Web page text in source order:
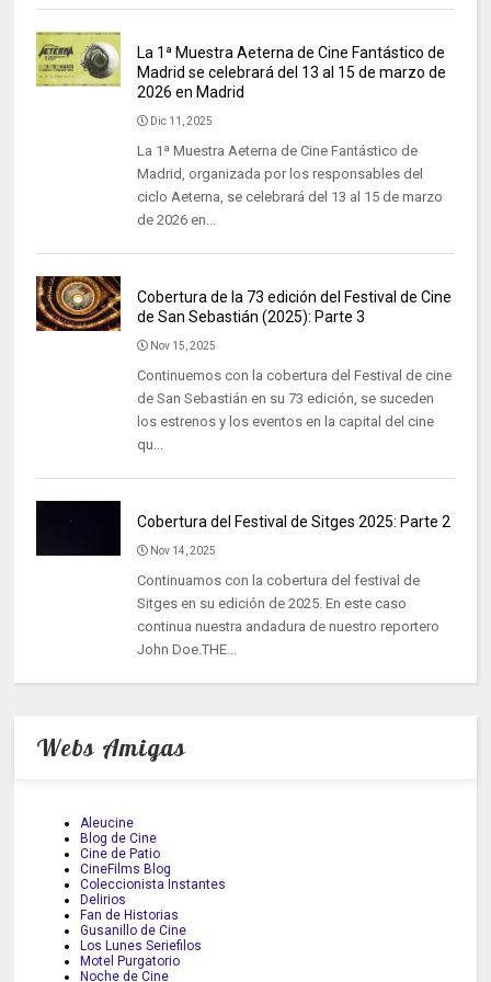
La 1ª Muestra Aeterna de Cine Fantástico de
Madrid se celebrará del 13 al 15 de marzo de
2026 en Madrid
Dic 11, 2025
La 1ª Muestra Aeterna de Cine Fantástico de
Madrid, organizada por los responsables del
ciclo Aeterna, se celebrará del 13 al 15 de marzo
de 2026 en...
Cobertura de la 73 edición del Festival de Cine
de San Sebastián (2025): Parte 3
Nov 15, 2025
Continuemos con la cobertura del Festival de cine
de San Sebastián en su 73 edición, se suceden
los estrenos y los eventos en la capital del cine
qu...
Cobertura del Festival de Sitges 2025: Parte 2
Nov 14, 2025
Continuamos con la cobertura del festival de
Sitges en su edición de 2025. En este caso
continua nuestra andadura de nuestro reportero
John Doe.THE...
Webs Amigas
Aleucine
Blog de Cine
Cine de Patio
CineFilms Blog
Coleccionista Instantes
Delirios
Fan de Historias
Gusanillo de Cine
Los Lunes Seriefilos
Motel Purgatorio
Noche de Cine